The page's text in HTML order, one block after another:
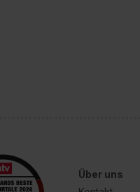
Über uns